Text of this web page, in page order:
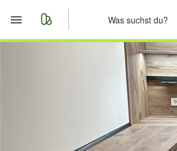
Anzeige aufgeben